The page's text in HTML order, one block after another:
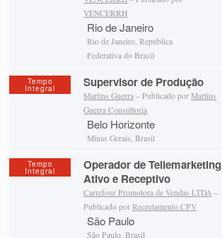
VENCERRH
Rio de Janeiro
Rio de Janeiro, República
Federativa do Brasil
Tempo
Integral Supervisor de Produção
Martins Guerra – Publicado porMartins
Guerra Consultoria
Belo Horizonte
Minas Gerais, Brasil
Tempo
Integral
Operador de Tellemarketing
Ativo e Receptivo
Carrefour Promotora de Vendas LTDA –
Publicado porRecrutamento CPV
São Paulo
São Paulo, Brasil